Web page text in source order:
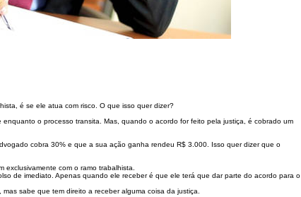
é se ele atua com risco. O que isso quer dizer?
o processo transita. Mas, quando o acordo for feito pela justiça, é cobrado um
cobra 30% e que a sua ação ganha rendeu R$ 3.000. Isso quer dizer que o
com o ramo trabalhista.
de imediato. Apenas quando ele receber é que ele terá que dar parte do acordo para o
sabe que tem direito a receber alguma coisa da justiça.